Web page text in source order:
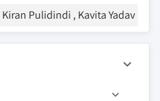
Kiran Pulidindi , Kavita Yadav